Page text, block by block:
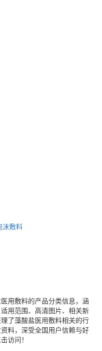
沫敷料
用敷料的产品分类信息，涵
用范围、高清图片、相关新
了藻酸盐医用敷料相关的行
料，深受全国用户信赖与好
访问！